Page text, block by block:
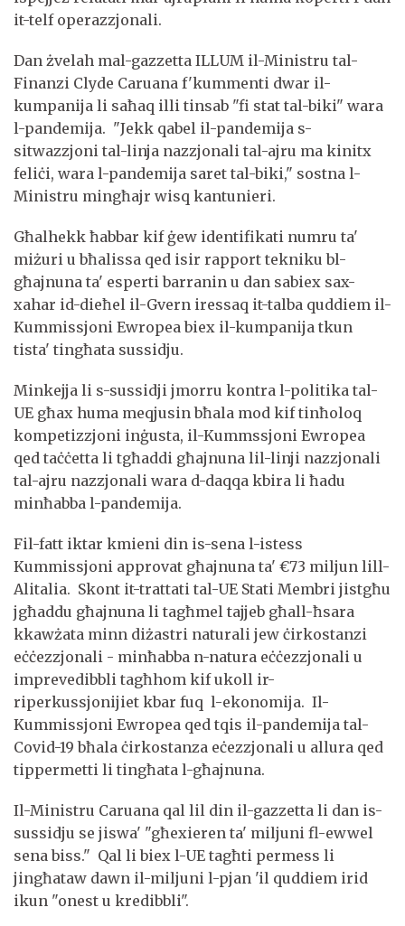
it-telf operazzjonali.
Dan żvelah mal-gazzetta ILLUM il-Ministru tal-
Finanzi Clyde Caruana f'kummenti dwar il-
kumpanija li saħaq illi tinsab "fi stat tal-biki" wara
l-pandemija. "Jekk qabel il-pandemija s-
sitwazzjoni tal-linja nazzjonali tal-ajru ma kinitx
feliċi, wara l-pandemija saret tal-biki," sostna l-
Ministru mingħajr wisq kantunieri.
Għalhekk ħabbar kif ġew identifikati numru ta'
miżuri u bħalissa qed isir rapport tekniku bl-
għajnuna ta' esperti barranin u dan sabiex sax-
xahar id-dieħel il-Gvern iressaq it-talba quddiem il-
Kummissjoni Ewropea biex il-kumpanija tkun
tista' tingħata sussidju.
Minkejja li s-sussidji jmorru kontra l-politika tal-
UE għax huma meqjusin bħala mod kif tinħoloq
kompetizzjoni inġusta, il-Kummssjoni Ewropea
qed taċċetta li tgħaddi għajnuna lil-linji nazzjonali
tal-ajru nazzjonali wara d-daqqa kbira li ħadu
minħabba l-pandemija.
Fil-fatt iktar kmieni din is-sena l-istess
Kummissjoni approvat għajnuna ta' €73 miljun lill-
Alitalia. Skont it-trattati tal-UE Stati Membri jistgħu
jgħaddu għajnuna li tagħmel tajjeb għall-ħsara
kkawżata minn diżastri naturali jew ċirkostanzi
eċċezzjonali - minħabba n-natura eċċezzjonali u
imprevedibbli tagħhom kif ukoll ir-
riperkussjonijiet kbar fuq l-ekonomija. Il-
Kummissjoni Ewropea qed tqis il-pandemija tal-
Covid-19 bħala ċirkostanza eċezzjonali u allura qed
tippermetti li tingħata l-għajnuna.
Il-Ministru Caruana qal lil din il-gazzetta li dan is-
sussidju se jiswa' "għexieren ta' miljuni fl-ewwel
sena biss." Qal li biex l-UE tagħti permess li
jingħataw dawn il-miljuni l-pjan 'il quddiem irid
ikun "onest u kredibbli".